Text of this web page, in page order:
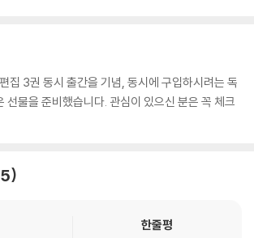
집 3권 동시 출간을 기념, 동시에 구입하시려는 독
선물을 준비했습니다. 관심이 있으신 분은 꼭 체크
한줄평